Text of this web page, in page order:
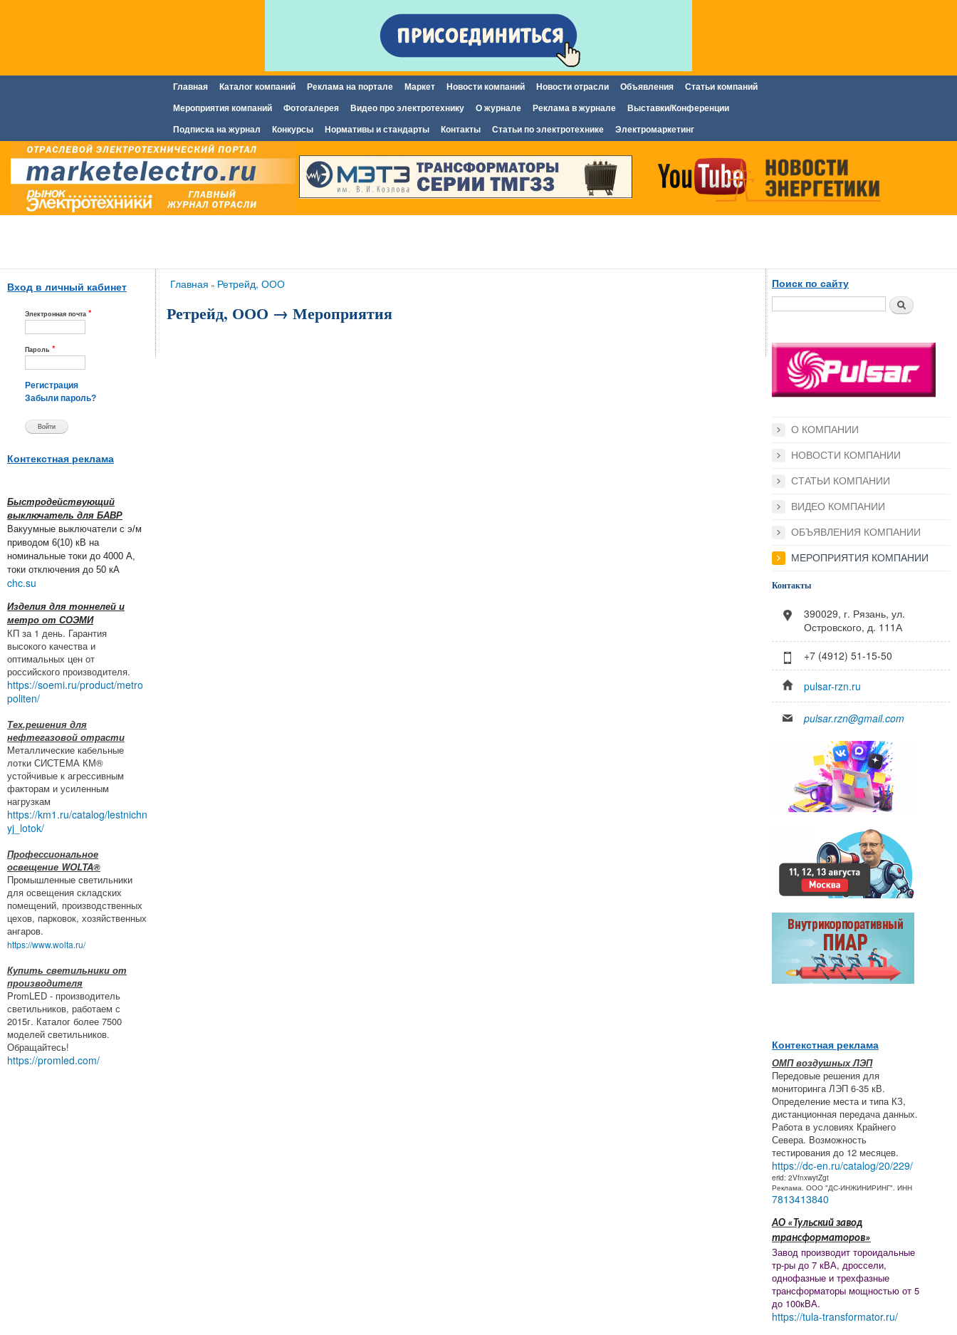
содержанию
Главное меню
Главная Каталог компаний Реклама на портале Маркет Новости компаний Новости отрасли Объявления Статьи компаний
Мероприятия компаний Фотогалерея Видео про электротехнику О журнале Реклама в журнале Выставки/Конференции
Подписка на журнал Конкурсы Нормативы и стандарты Контакты Статьи по электротехнике Электромаркетинг
Вход в личный кабинет
Электронная почта *
Пароль *
Регистрация
Забыли пароль?
Контекстная реклама
Быстродействующий
выключатель для БАВР
Вакуумные выключатели с э/м
приводом 6(10) кВ на
номинальные токи до 4000 А,
токи отключения до 50 кА
chc.su
Изделия для тоннелей и
метро от СОЭМИ
КП за 1 день. Гарантия
высокого качества и
оптимальных цен от
российского производителя.
https://soemi.ru/product/metro
politen/
Тех.решения для
нефтегазовой отрасти
Металлические кабельные
лотки СИСТЕМА КМ®
устойчивые к агрессивным
факторам и усиленным
нагрузкам
https://km1.ru/catalog/lestnichn
yj_lotok/
Профессиональное
освещение WOLTA®
Промышленные светильники
для освещения складских
помещений, производственных
цехов, парковок, хозяйственных
ангаров.
https://www.wolta.ru/
Купить светильники от
производителя
PromLED - производитель
светильников, работаем с
2015г. Каталог более 7500
моделей светильников.
Обращайтесь!
https://promled.com/
Вы здесь
Главная » Ретрейд, ООО
Ретрейд, ООО → Мероприятия
Поиск по сайту
Поиск
О КОМПАНИИ
НОВОСТИ КОМПАНИИ
СТАТЬИ КОМПАНИИ
ВИДЕО КОМПАНИИ
ОБЪЯВЛЕНИЯ КОМПАНИИ
МЕРОПРИЯТИЯ КОМПАНИИ
Контакты
390029, г. Рязань, ул.
Островского, д. 111А
+7 (4912) 51-15-50
pulsar-rzn.ru
pulsar.rzn@gmail.com
Контекстная реклама
ОМП воздушных ЛЭП
Передовые решения для
мониторинга ЛЭП 6-35 кВ.
Определение места и типа КЗ,
дистанционная передача данных.
Работа в условиях Крайнего
Севера. Возможность
тестирования до 12 месяцев.
https://dc-en.ru/catalog/20/229/
erid: 2VfnxwytZgt
Реклама. ООО "ДС-ИНЖИНИРИНГ". ИНН
7813413840
АО «Тульский завод
трансформаторов»
Завод производит тороидальные
тр-ры до 7 кВА, дроссели,
однофазные и трехфазные
трансформаторы мощностью от 5
до 100кВА.
https://tula-transformator.ru/